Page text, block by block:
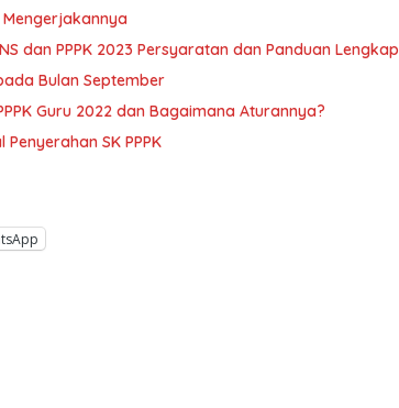
dan PPPK 2023 Persyaratan dan Panduan Lengkap
Bulan September
Guru 2022 dan Bagaimana Aturannya?
SK PPPK